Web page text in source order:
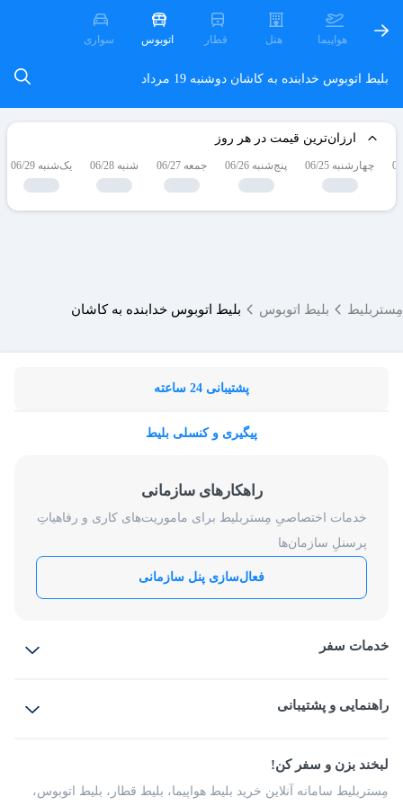
هواپیما هتل قطار اتوبوس سواری
بلیط اتوبوس خدابنده به کاشان دوشنبه 19 مرداد
ارزان‌ترین قیمت در هر روز
چهارشنبه 06/25 پنج‌شنبه 06/26 جمعه 06/27 شنبه 06/28 یک‌شنبه 06/29
مِستربلیط بلیط اتوبوس بلیط اتوبوس خدابنده به کاشان
پشتیبانی 24 ساعته
پیگیری و کنسلی بلیط
راهکارهای سازمانی
خدمات اختصاصیِ مِستربلیط برای ماموریت‌های کاری و رفاهیاتِ
پرسنلِ سازمان‌ها
فعال‌سازی پنل سازمانی
خدمات سفر
بلیط قطار
راهنمایی و پشتیبانی
شرایط و مقررات
راهکار سازمانی
فرصت‌های شغلی
لبخند بزن و سفر کن!
مِستربلیط سامانه آنلاین خرید بلیط هواپیما، بلیط قطار، بلیط اتوبوس،